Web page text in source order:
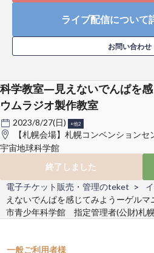
ライブ配信について
お問い合わせ
科学教室―見えないでんぱを
ウムラジオ製作教室
2023/8/27(日) +他2
【札幌会場】札幌コンベンション
宇宙地球科学館
終了しました
電子チケット販売・管理のteket
えないでんぱを感じてみようーゲル
市青少年科学館 指定管理者(公財)札
一般ご利用者様